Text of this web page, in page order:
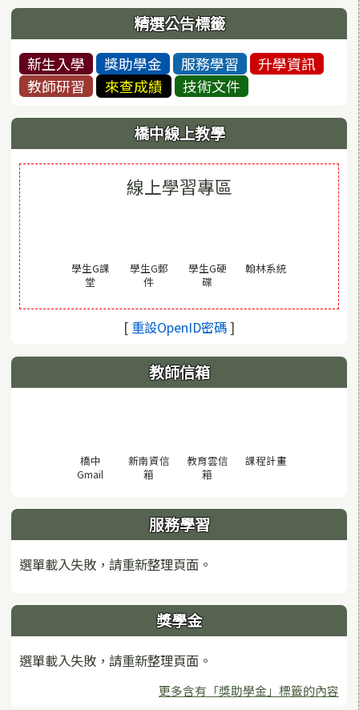
精選公告標籤
新生入學 獎助學金 服務學習
升學資訊
教師研習
來查成績 技術文件
橋中線上教學
線上學習專區
學生G課
堂
學生G郵
件(另開視窗)
學生G硬
碟(另開視窗)
翰林系統(另開視窗)
[ 重設OpenID密碼(另開視窗)
]
教師信箱
橋中
Gmail (另開視窗)
新南資信
箱
教育雲信
箱
課程計畫(另開視窗)
服務學習
選單載入失敗，請重新整理頁面。
獎學金
選單載入失敗，請重新整理頁面。
更多含有「獎助學金」標籤的內容